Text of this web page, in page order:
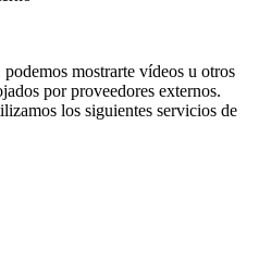
mostrarte vídeos u otros
por proveedores externos.
los siguientes servicios de